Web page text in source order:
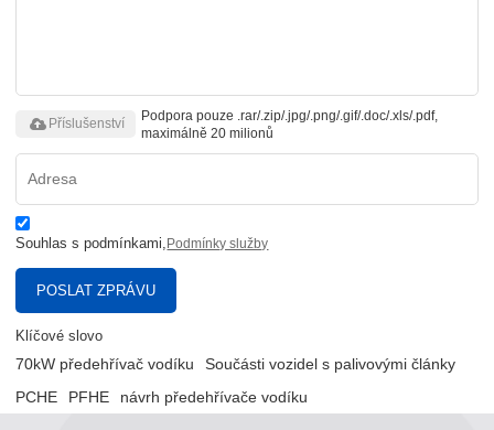
Podpora pouze .rar/.zip/.jpg/.png/.gif/.doc/.xls/.pdf,
maximálně 20 milionů
Příslušenství
Souhlas s podmínkami, Podmínky služby
POSLAT ZPRÁVU
Klíčové slovo
70kW předehřívač vodíku
Součásti vozidel s palivovými články
PCHE
PFHE návrh předehřívače vodíku